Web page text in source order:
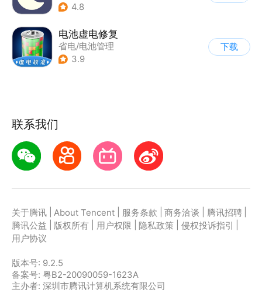
4.8
电池虚电修复
省电/电池管理
3.9
下载
联系我们
关于腾讯 About Tencent 服务条款 商务洽谈 腾讯招聘
腾讯公益
版权所有 用户权限 隐私政策 侵权投诉指引
用户协议
版本号: 9.2.5
备案号: 粤B2-20090059-1623A
主办者: 深圳市腾讯计算机系统有限公司